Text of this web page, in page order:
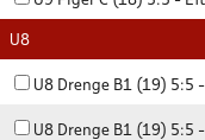
U8
U8 Drenge B1 (19) 5:5
U8 Drenge B1 (19) 5:5